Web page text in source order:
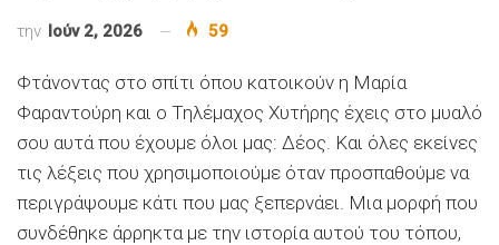
την Ιούν 2, 2026 59
Φτάνοντας στο σπίτι όπου κατοικούν η Μαρία
Φαραντούρη και ο Τηλέμαχος Χυτήρης έχεις στο μυαλό
σου αυτά που έχουμε όλοι μας: Δέος. Και όλες εκείνες
τις λέξεις που χρησιμοποιούμε όταν προσπαθούμε να
περιγράψουμε κάτι που μας ξεπερνάει. Μια μορφή που
συνδέθηκε άρρηκτα με την ιστορία αυτού του τόπου,